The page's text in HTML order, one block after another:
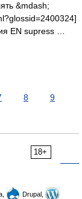
&mdash;
EN supress …
8
9
18+
Drupal,